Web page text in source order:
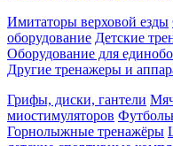
Имитаторы верховой езды
оборудование Детские
Оборудование для
Другие тренажеры и
Грифы, диски, гантели
миостимуляторов
Горнолыжные тренажёры